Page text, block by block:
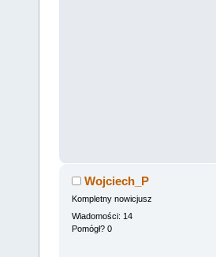
Wojciech_P
Kompletny nowicjusz
Wiadomości: 14
Pomógł? 0